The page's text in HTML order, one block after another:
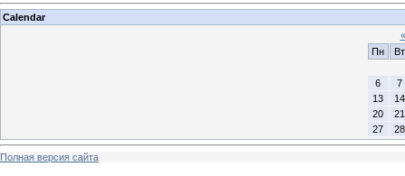
Calendar
«
Пн
Вт
6
7
13
14
20
21
27
28
Полная версия сайта